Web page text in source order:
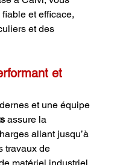
et efficace,
et des
et
et une équipe
assure la
allant jusqu’à
travaux de